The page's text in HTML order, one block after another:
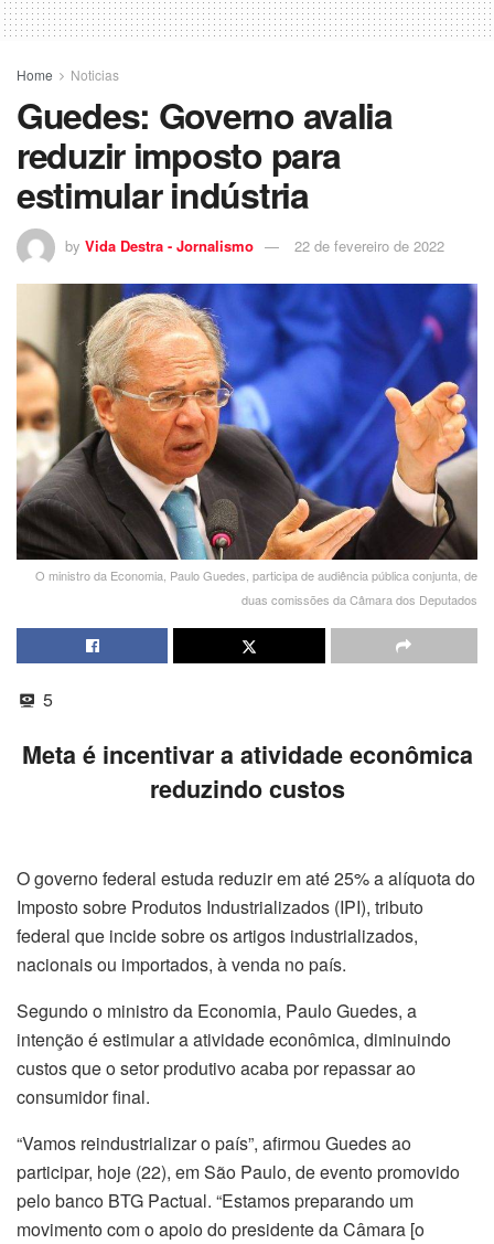
Home Noticias
Guedes: Governo avalia
reduzir imposto para
estimular indústria
by Vida Destra - Jornalismo 22 de fevereiro de 2022
O ministro da Economia, Paulo Guedes, participa de audiência pública conjunta, de
duas comissões da Câmara dos Deputados
5
Meta é incentivar a atividade econômica
reduzindo custos
O governo federal estuda reduzir em até 25% a alíquota do
Imposto sobre Produtos Industrializados (IPI), tributo
federal que incide sobre os artigos industrializados,
nacionais ou importados, à venda no país.
Segundo o ministro da Economia, Paulo Guedes, a
intenção é estimular a atividade econômica, diminuindo
custos que o setor produtivo acaba por repassar ao
consumidor final.
“Vamos reindustrializar o país”, afirmou Guedes ao
participar, hoje (22), em São Paulo, de evento promovido
pelo banco BTG Pactual. “Estamos preparando um
movimento com o apoio do presidente da Câmara [o